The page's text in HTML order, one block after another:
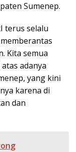
Sumenep.
terus selalu
Kita semua
adanya
yang kini
karena di
dan